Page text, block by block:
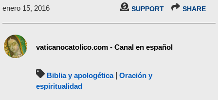
enero 15, 2016 SUPPORT SHARE
vaticanocatolico.com - Canal en español
Biblia y apologética| Oración y
espiritualidad